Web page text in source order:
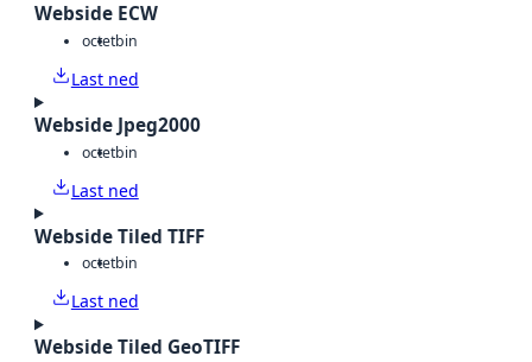
Webside ECW
octetbin
Last ned
Webside Jpeg2000
octetbin
Last ned
Webside Tiled TIFF
octetbin
Last ned
Webside Tiled GeoTIFF